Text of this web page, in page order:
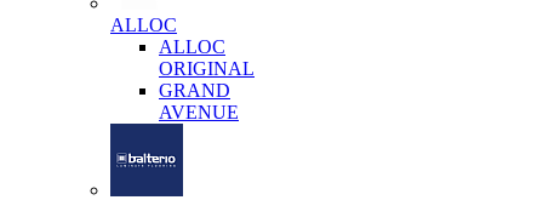
ALLOC
ALLOC
ORIGINAL
GRAND
AVENUE